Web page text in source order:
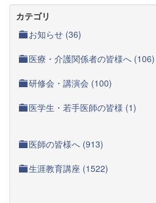
カテゴリ
お知らせ (36)
医療・介護関係者の皆様へ (106)
研修会・講演会 (100)
医学生・若手医師の皆様 (1)
医師の皆様へ (913)
生涯教育講座 (1522)